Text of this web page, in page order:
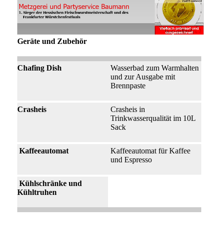
Geräte und Zubehör
Chafing Dish
Wasserbad zum Warmhalten
und zur Ausgabe mit
Brennpaste
Crasheis
Crasheis in
Trinkwasserqualität im 10L
Sack
Kaffeeautomat
Kaffeeautomat für Kaffee
und Espresso
Kühlschränke und
Kühltruhen